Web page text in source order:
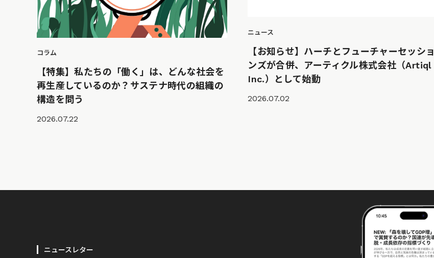
コラム
【特集】私たちの「働く」は、どんな社会を
再生産しているのか？サステナ時代の組織の
構造を問う
2026.07.22
ニュース
【お知らせ】ハーチとフューチャーセッショ
ンズが合併、アーティクル株式会社（Artiql
Inc.）として始動
2026.07.02
ニュースレター